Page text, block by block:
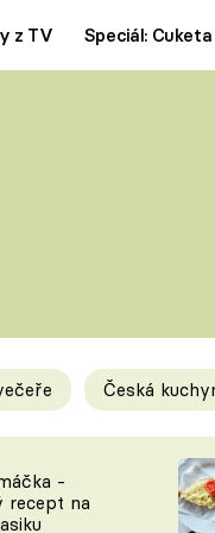
z TV Speciál: Cuketa
Česká
-
recept na